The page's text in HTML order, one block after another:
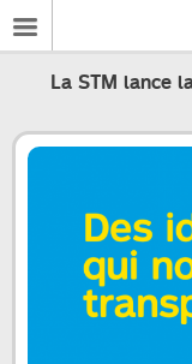
La STM lance